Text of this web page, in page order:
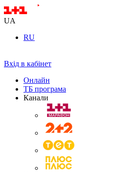
UA
RU
Вхід в кабінет
Онлайн
ТБ програма
Канали